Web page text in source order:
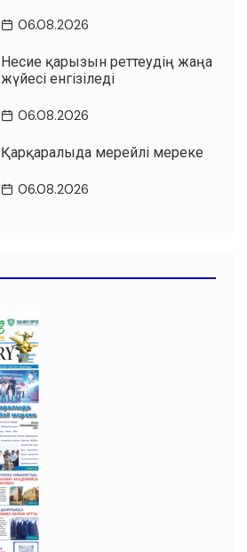
06.08.2026
Несие қарызын реттеудің жаңа
жүйесі енгізіледі
06.08.2026
Қарқаралыда мерейлі мереке
06.08.2026